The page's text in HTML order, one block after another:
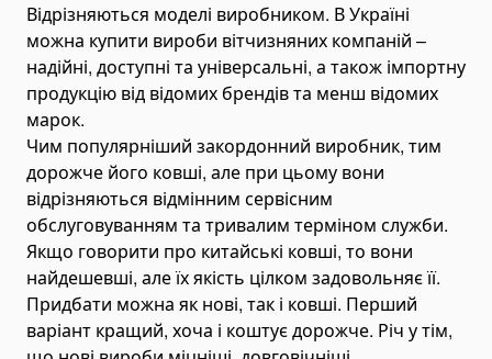
Автовишки і підйомники
Самоскиди, вантажівки і тягачі
Самоскиди
Міні-самоскиди
Тягачі
Шасі
Автобетонозмішувачі
Автоцистерни
Автоцистерни для газу
Автоцистерни для палива
Автоцистерни для нафтопродуктів
Відрізняються моделі виробником. В Україні
можна купити вироби вітчизняних компаній –
надійні, доступні та універсальні, а також імпортну
продукцію від відомих брендів та менш відомих
марок.
Чим популярніший закордонний виробник, тим
дорожче його ковші, але при цьому вони
відрізняються відмінним сервісним
обслуговуванням та тривалим терміном служби.
Якщо говорити про китайські ковші, то вони
найдешевші, але їх якість цілком задовольняє її.
Придбати можна як нові, так і ковші. Перший
варіант кращий, хоча і коштує дорожче. Річ у тім,